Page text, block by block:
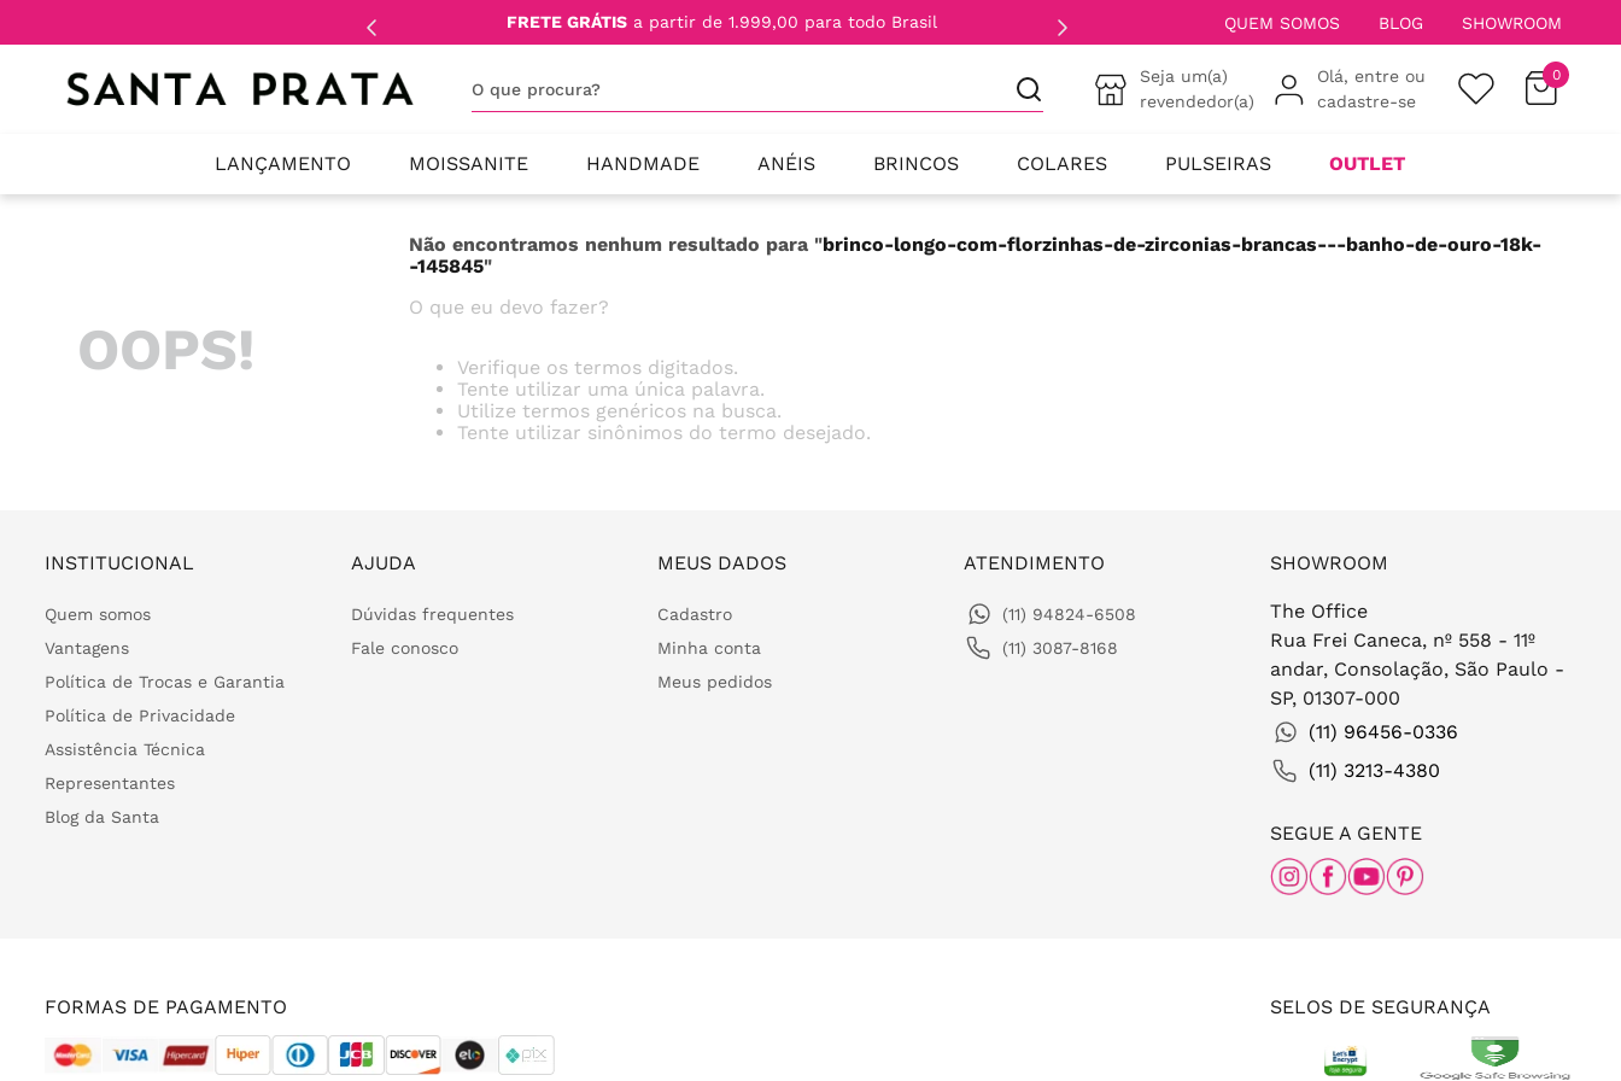
FRETE GRÁTIS a partir de 1.999,00 para todo Brasil QUEM SOMOS BLOG SHOWROOM
Seja um(a)
revendedor(a)
Olá, entre ou
cadastre-se
0
LANÇAMENTO MOISSANITE HANDMADE ANÉIS BRINCOS COLARES PULSEIRAS OUTLET
OOPS!
Não encontramos nenhum resultado para "brinco-longo-com-florzinhas-de-zirconias-brancas---banho-de-ouro-18k-
-145845"
O que eu devo fazer?
Verifique os termos digitados.
Tente utilizar uma única palavra.
Utilize termos genéricos na busca.
Tente utilizar sinônimos do termo desejado.
INSTITUCIONAL
Quem somos
Vantagens
Política de Trocas e Garantia
Política de Privacidade
Assistência Técnica
Representantes
Blog da Santa
AJUDA
Dúvidas frequentes
Fale conosco
MEUS DADOS
Cadastro
Minha conta
Meus pedidos
ATENDIMENTO
(11) 94824-6508
(11) 3087-8168
SHOWROOM
The Office
Rua Frei Caneca, nº 558 - 11º
andar, Consolação, São Paulo -
SP, 01307-000
(11) 96456-0336
(11) 3213-4380
SEGUE A GENTE
FORMAS DE PAGAMENTO SELOS DE SEGURANÇA